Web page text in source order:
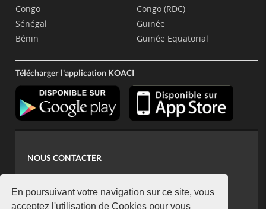
En poursuivant votre navigation sur ce site, vous
acceptez l'utilisation de Cookies pour vous
Congo
Sénégal
Bénin
Congo (RDC)
Guinée
Guinée Equatorial
Télécharger l'application KOACI
NOUS CONTACTER
koaci@yahoo.fr